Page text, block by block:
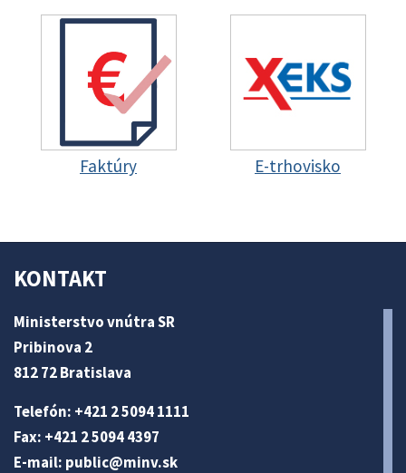
Faktúry E-trhovisko
KONTAKT
Ministerstvo vnútra SR
Pribinova 2
812 72 Bratislava
Telefón: +421 2 5094 1111
Fax: +421 2 5094 4397
E-mail: public@minv.sk